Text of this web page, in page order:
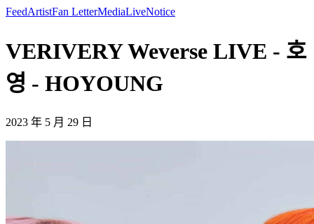
FeedArtistFan LetterMediaLiveNotice
VERIVERY Weverse LIVE - 호
영 - HOYOUNG
2023 年 5 月 29 日